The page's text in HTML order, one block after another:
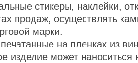
стикеры, наклейки,
продаж, осуществлять
марки.
на пленках из
изделие может